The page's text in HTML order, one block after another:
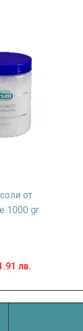
от
1000 gr
лв.